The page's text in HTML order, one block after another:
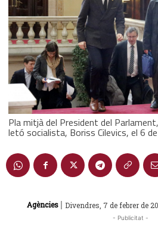
Pla mitjà del President del
letó socialista, Boriss Cilevics, el 6
Agències | Divendres, 7 de febrer de
- Publicitat -